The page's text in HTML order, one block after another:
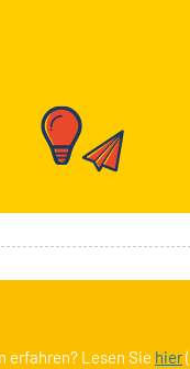
erfahren? Lesen Sie hier(